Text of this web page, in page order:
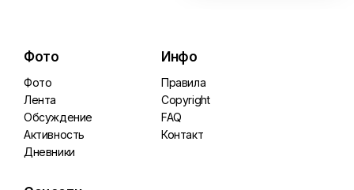
Фото
Фото
Лента
Обсуждение
Активность
Дневники
Инфо
Правила
Copyright
FAQ
Контакт